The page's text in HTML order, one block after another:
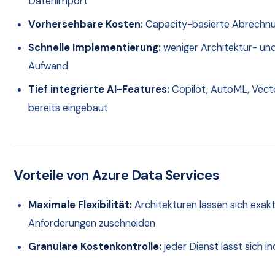
Vorhersehbare Kosten:Capacity-basierte
Schnelle Implementierung:weniger Architektur-
Aufwand
Tief integrierte AI-Features:Copilot, AutoML,
bereits eingebaut
Vorteile von Azure Data Services
Maximale Flexibilität:Architekturen lassen sich
Anforderungen zuschneiden
Granulare Kostenkontrolle:jeder Dienst lässt sich